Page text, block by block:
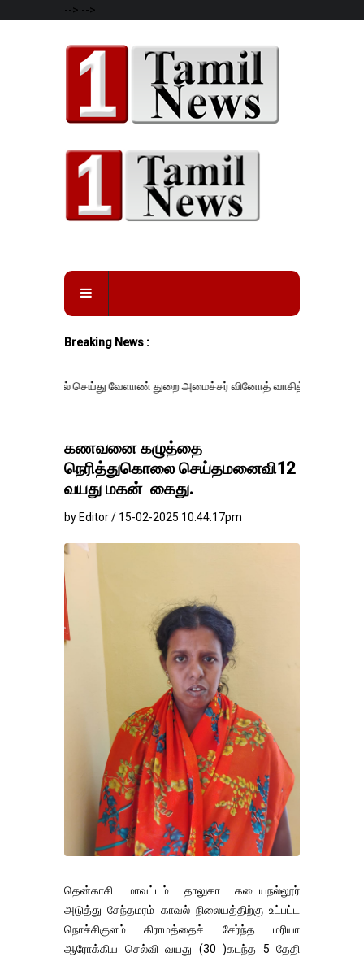
--> -->
Breaking News :
வேளாண் துறை அமைச்சர் வினோத் வாசித்து வருகிறார். �.
கணவனை கழுத்தை
நெரித்துகொலை செய்தமனைவி12
வயது மகன் கைது.
by Editor / 15-02-2025 10:44:17pm
தென்காசி மாவட்டம் தாலுகா கடையநல்லூர்
அடுத்து சேந்தமரம் காவல் நிலையத்திற்கு உட்பட்ட
நொச்சிகுளம் கிராமத்தைச் சேர்ந்த மரியா
ஆரோக்கிய செல்வி வயது (30 )கடந்த 5 தேதி